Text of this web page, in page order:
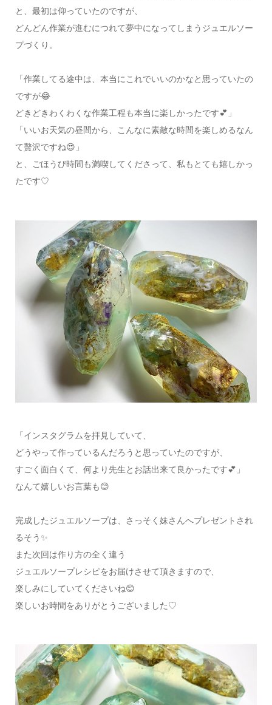
と、最初は仰っていたのですが、
どんどん作業が進むにつれて夢中になってしまうジュエルソー
プづくり。
「作業してる途中は、本当にこれでいいのかなと思っていたの
ですが😂
どきどきわくわくな作業工程も本当に楽しかったです💕」
「いいお天気の昼間から、こんなに素敵な時間を楽しめるなん
て贅沢ですね😍」
と、ごほうび時間も満喫してくださって、私もとても嬉しかっ
たです♡
「インスタグラムを拝見していて、
どうやって作っているんだろうと思っていたのですが、
すごく面白くて、何より先生とお話出来て良かったです💕」
なんて嬉しいお言葉も😊
完成したジュエルソープは、さっそく妹さんへプレゼントされ
るそう✨
また次回は作り方の全く違う
ジュエルソープレシピをお届けさせて頂きますので、
楽しみにしていてくださいね😊
楽しいお時間をありがとうございました♡